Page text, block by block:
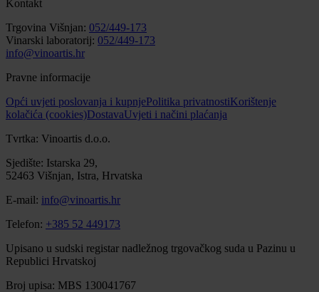
Kontakt
Trgovina Višnjan: 052/449-173
Vinarski laboratorij: 052/449-173
info@vinoartis.hr
Pravne informacije
Opći uvjeti poslovanja i kupnjePolitika privatnostiKorištenje
kolačića (cookies)DostavaUvjeti i načini plaćanja
Tvrtka: Vinoartis d.o.o.
Sjedište: Istarska 29,
52463 Višnjan, Istra, Hrvatska
E-mail: info@vinoartis.hr
Telefon: +385 52 449173
Upisano u sudski registar nadležnog trgovačkog suda u Pazinu u
Republici Hrvatskoj
Broj upisa: MBS 130041767